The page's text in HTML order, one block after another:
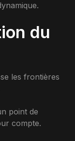
du
les frontières
point de
compte.